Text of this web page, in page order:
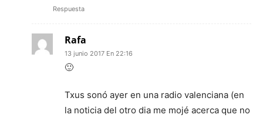
Respuesta
Rafa
13 junio 2017 En 22:16
🙂
Txus sonó ayer en una radio valenciana (en
la noticia del otro dia me mojé acerca que no